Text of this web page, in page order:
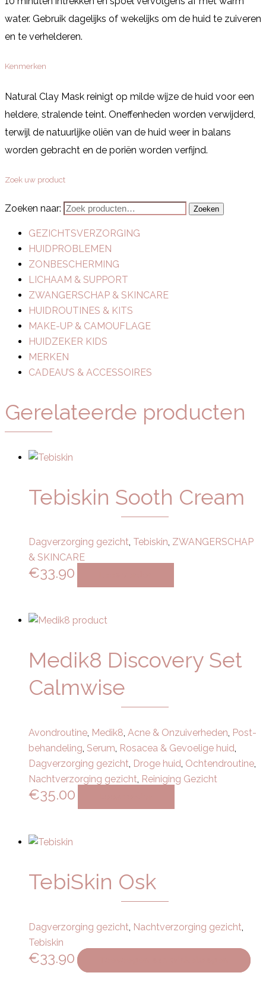
water. Gebruik dagelijks of wekelijks om de huid te zuiveren
en te verhelderen.
Kenmerken
Natural Clay Mask reinigt op milde wijze de huid voor een
heldere, stralende teint. Oneffenheden worden verwijderd,
terwijl de natuurlijke oliën van de huid weer in balans
worden gebracht en de poriën worden verfijnd.
Zoek uw product
Zoeken naar: Zoeken
GEZICHTSVERZORGING
HUIDPROBLEMEN
ZONBESCHERMING
LICHAAM & SUPPORT
ZWANGERSCHAP & SKINCARE
HUIDROUTINES & KITS
MAKE-UP & CAMOUFLAGE
HUIDZEKER KIDS
MERKEN
CADEAU’S & ACCESSOIRES
Gerelateerde producten
Tebiskin Sooth Cream
Dagverzorging gezicht, Tebiskin, ZWANGERSCHAP
& SKINCARE
€33.90
Medik8 Discovery Set
Calmwise
Avondroutine, Medik8, Acne & Onzuiverheden, Post-
behandeling, Serum, Rosacea & Gevoelige huid,
Dagverzorging gezicht, Droge huid, Ochtendroutine,
Nachtverzorging gezicht, Reiniging Gezicht
€35.00
TebiSkin Osk
Dagverzorging gezicht, Nachtverzorging gezicht,
Tebiskin
€33.90